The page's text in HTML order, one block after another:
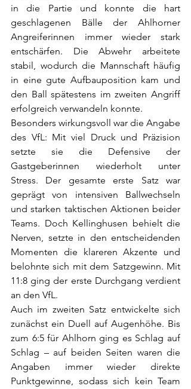
in die Partie und konnte die hart
geschlagenen Bälle der Ahlhorner
Angreiferinnen immer wieder stark
entschärfen. Die Abwehr arbeitete
stabil, wodurch die Mannschaft häufig
in eine gute Aufbauposition kam und
den Ball spätestens im zweiten Angriff
erfolgreich verwandeln konnte.
Besonders wirkungsvoll war die Angabe
des VfL: Mit viel Druck und Präzision
setzte sie die Defensive der
Gastgeberinnen wiederholt unter
Stress. Der gesamte erste Satz war
geprägt von intensiven Ballwechseln
und starken taktischen Aktionen beider
Teams. Doch Kellinghusen behielt die
Nerven, setzte in den entscheidenden
Momenten die klareren Akzente und
belohnte sich mit dem Satzgewinn. Mit
11:8 ging der erste Durchgang verdient
an den VfL.
Auch im zweiten Satz entwickelte sich
zunächst ein Duell auf Augenhöhe. Bis
zum 6:5 für Ahlhorn ging es Schlag auf
Schlag – auf beiden Seiten waren die
Angaben immer wieder direkte
Punktgewinne, sodass sich kein Team